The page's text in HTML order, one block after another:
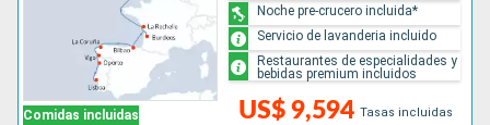
Comidas incluidas US$ 9,594 Tasas incluidas
Noche pre-crucero incluida*
Servicio de lavanderia incluido
Restaurantes de especialidades y
bebidas premium incluidos